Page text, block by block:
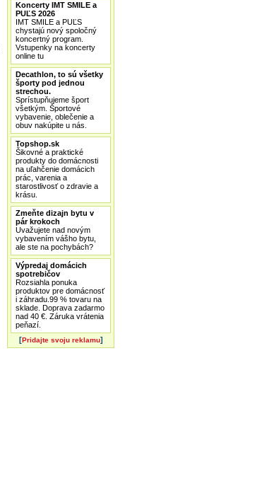
Koncerty IMT SMILE a
PUĽS 2026
IMT SMILE a PUĽS
chystajú nový spoločný
koncertný program.
Vstupenky na koncerty
online tu
Decathlon, to sú všetky
športy pod jednou
strechou.
Sprístupňujeme šport
všetkým. Športové
vybavenie, oblečenie a
obuv nakúpite u nás.
Topshop.sk
Šikovné a praktické
produkty do domácnosti
na uľahčenie domácich
prác, varenia a
starostlivosť o zdravie a
krásu.
Zmeňte dizajn bytu v
pár krokoch
Uvažujete nad novým
vybavením vášho bytu,
ale ste na pochybách?
Výpredaj domácich
spotrebičov
Rozsiahla ponuka
produktov pre domácnosť
i záhradu.99 % tovaru na
sklade. Doprava zadarmo
nad 40 €. Záruka vrátenia
peňazí.
[Pridajte svoju reklamu]